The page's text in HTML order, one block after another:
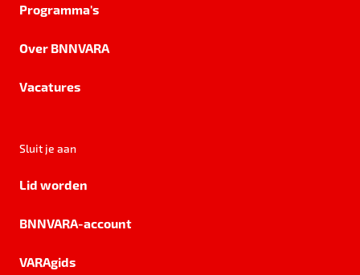
Programma's
Over BNNVARA
Vacatures
Sluit je aan
Lid worden
BNNVARA-account
VARAgids